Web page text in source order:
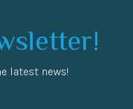
latest news!